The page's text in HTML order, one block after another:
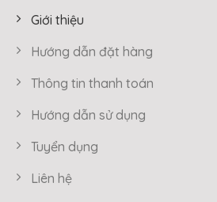
Giới thiệu
Hướng dẫn đặt hàng
Thông tin thanh toán
Hướng dẫn sử dụng
Tuyển dụng
Liên hệ